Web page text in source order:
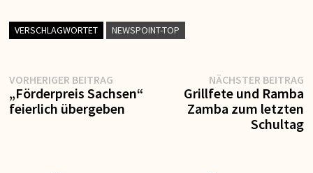
VERSCHLAGWORTET NEWSPOINT-TOP
Beitragsnavigation
VORHERIGER BEITRAG
Beitrag:
„Förderpreis Sachsen“
feierlich übergeben
NÄCHSTER BEITRAG
Grillfete und Ramba
Zamba zum letzten
Schultag